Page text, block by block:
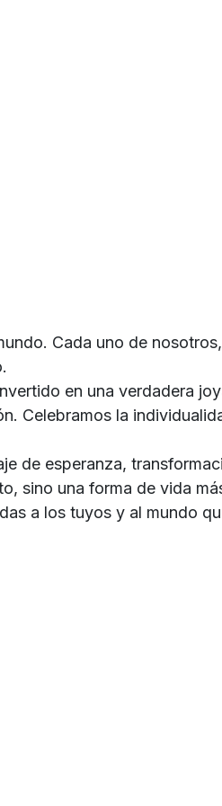
Cada uno de
en una verdadera
Celebramos la
de esperanza,
sino una forma de vida
a los tuyos y al mundo